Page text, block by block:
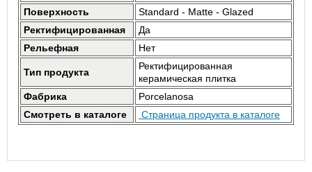
Поверхность
Standard - Matte - Glazed
Ректифицированная
Да
Рельефная
Нет
Тип продукта
Ректифицированная
керамическая плитка
Фабрика
Porcelanosa
Смотреть в каталоге
Страница продукта в каталоге